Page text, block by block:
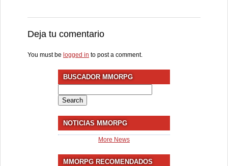
Deja tu comentario
You must be logged in to post a comment.
BUSCADOR MMORPG
for:
NOTICIAS MMORPG
More News
MMORPG RECOMENDADOS